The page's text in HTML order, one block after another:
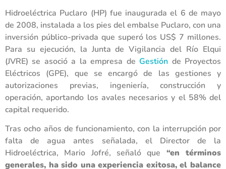
Hidroeléctrica Puclaro (HP) fue inaugurada el 6 de mayo
de 2008, instalada a los pies del embalse Puclaro, con una
inversión público-privada que superó los US$ 7 millones.
Para su ejecución, la Junta de Vigilancia del Río Elqui
(JVRE) se asoció a la empresa de Gestión de Proyectos
Eléctricos (GPE), que se encargó de las gestiones y
autorizaciones previas, ingeniería, construcción y
operación, aportando los avales necesarios y el 58% del
capital requerido.
Tras ocho años de funcionamiento, con la interrupción por
falta de agua antes señalada, el Director de la
Hidroeléctrica, Mario Jofré, señaló que “en términos
generales, ha sido una experiencia exitosa, el balance